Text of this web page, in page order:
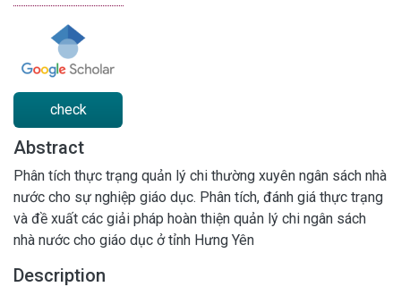
check
Abstract
Phân tích thực trạng quản lý chi thường xuyên ngân sách nhà
nước cho sự nghiệp giáo dục. Phân tích, đánh giá thực trạng
và đề xuất các giải pháp hoàn thiện quản lý chi ngân sách
nhà nước cho giáo dục ở tỉnh Hưng Yên
Description